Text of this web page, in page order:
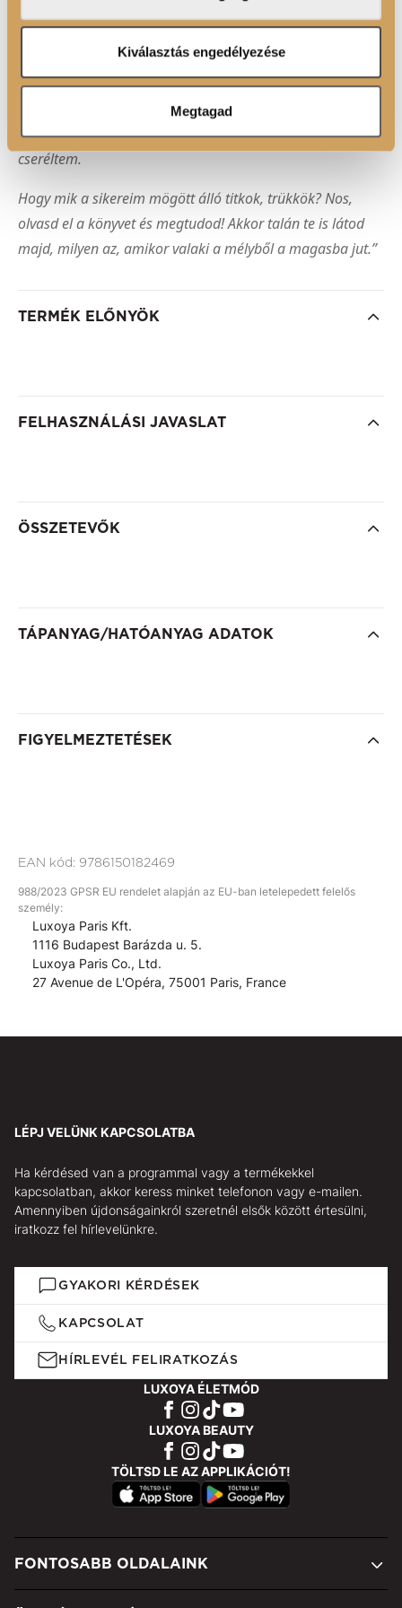
adatokkal, amelyeket Ön adott meg számukra vagy az
Ön által használt más szolgáltatásokból gyűjtöttek.
Kiválasztás engedélyezése
Megtagad
távirányítós járgányokról; most magángéppel repülök, és
három Ferrari áll a garázsomban. A szüleimmel
paprikaföldeken robotoltam, hogy kiegészítsük a napi
betevőt, ma pedig már Michelin-csillagos éttermekben
vacsorázom. A falunkhoz közeli kis tónál töltött
nyaralásaimat havi rendszerességű egzotikus utazásokra
cseréltem.
Hogy mik a sikereim mögött álló titkok, trükkök? Nos,
olvasd el a könyvet és megtudod! Akkor talán te is látod
majd, milyen az, amikor valaki a mélyből a magasba jut.”
TERMÉK ELŐNYÖK
FELHASZNÁLÁSI JAVASLAT
ÖSSZETEVŐK
TÁPANYAG/HATÓANYAG ADATOK
FIGYELMEZTETÉSEK
EAN kód: 9786150182469
988/2023 GPSR EU rendelet alapján az EU-ban letelepedett felelős
személy:
Luxoya Paris Kft.
1116 Budapest Barázda u. 5.
Luxoya Paris Co., Ltd.
27 Avenue de L'Opéra, 75001 Paris, France
LÉPJ VELÜNK KAPCSOLATBA
Ha kérdésed van a programmal vagy a termékekkel
kapcsolatban, akkor keress minket telefonon vagy e-mailen.
Amennyiben újdonságainkról szeretnél elsők között értesülni,
iratkozz fel hírlevelünkre.
GYAKORI KÉRDÉSEK
KAPCSOLAT
HÍRLEVÉL FELIRATKOZÁS
LUXOYA ÉLETMÓD
LUXOYA BEAUTY
TÖLTSD LE AZ APPLIKÁCIÓT!
FONTOSABB OLDALAINK